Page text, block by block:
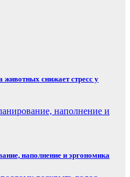
животных снижает стресс у
наполнение и эргономика